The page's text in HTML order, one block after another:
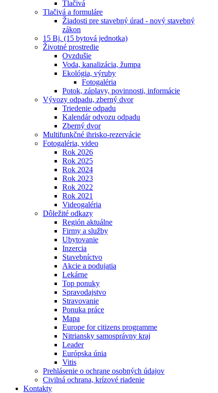
Tlačivá
Tlačivá a formuláre
Žiadosti pre stavebný úrad - nový stavebný
zákon
15 Bj. (15 bytová jednotka)
Životné prostredie
Ovzdušie
Voda, kanalizácia, žumpa
Ekológia, výruby
Fotogaléria
Potok, záplavy, povinnosti, informácie
Vývozy odpadu, zberný dvor
Triedenie odpadu
Kalendár odvozu odpadu
Zberný dvor
Multifunkčné ihrisko-rezervácie
Fotogaléria, video
Rok 2026
Rok 2025
Rok 2024
Rok 2023
Rok 2022
Rok 2021
Videogaléria
Dôležité odkazy
Región aktuálne
Firmy a služby
Ubytovanie
Inzercia
Stavebníctvo
Akcie a podujatia
Lekárne
Top ponuky
Spravodajstvo
Stravovanie
Ponuka práce
Mapa
Europe for citizens programme
Nitriansky samosprávny kraj
Leader
Európska únia
Vitis
Prehlásenie o ochrane osobných údajov
Civilná ochrana, krízové riadenie
Kontakty